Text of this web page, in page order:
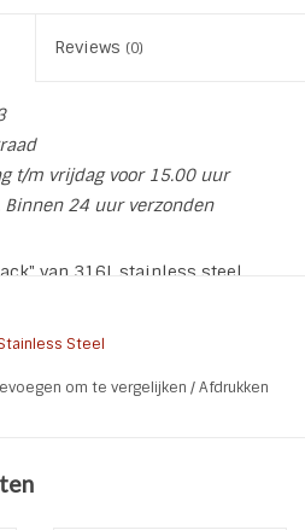
Reviews (0)
t/m vrijdag voor 15.00 uur
Binnen 24 uur verzonden
van 316L stainless steel
uit één geheel.
Steel
om te vergelijken /Afdrukken